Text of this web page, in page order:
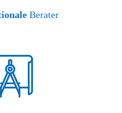
Berater